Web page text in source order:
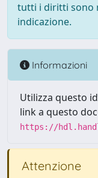
tutti i diritti sono
indicazione.
Informazioni
Utilizza questo
link a questo
https://
Attenzione